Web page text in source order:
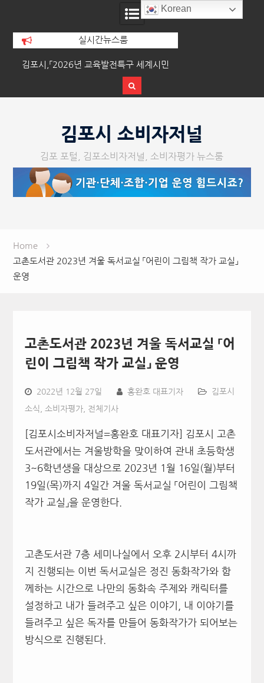
실시간뉴스룸
,「2026년 교육발전특구 세계시민
이기형 김포시장, 경기도교육
김포시 소비자저널
김포 포털, 김포소비자저널, 소비자평가 뉴스룸
Home
고촌도서관 2023년 겨울 독서교실 「어린이 그림책 작가 교실」
운영
고촌도서관 2023년 겨울 독서교실 「어
린이 그림책 작가 교실」 운영
2022년 12월 27일 홍완호 대표기자 김포시
소식 소비자평가, 전체기사
[김포시소비자저널=홍완호 대표기자] 김포시 고촌
도서관에서는 겨울방학을 맞이하여 관내 초등학생
3~6학년생을 대상으로 2023년 1월 16일(월)부터
19일(목)까지 4일간 겨울 독서교실 「어린이 그림책
작가 교실」을 운영한다.
고촌도서관 7층 세미나실에서 오후 2시부터 4시까
지 진행되는 이번 독서교실은 정진 동화작가와 함
께하는 시간으로 나만의 동화속 주제와 캐릭터를
설정하고 내가 들려주고 싶은 이야기, 내 이야기를
들려주고 싶은 독자를 만들어 동화작가가 되어보는
방식으로 진행된다.
Korean